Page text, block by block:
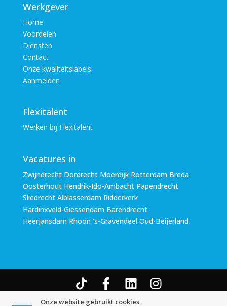
Onze website gebruikt cookies
Werkgever
Home
Voordelen
Diensten
Contact
Onze kwaliteitslabels
Aanmelden
Flexitalent
Werken bij Flexitalent
Vacatures in
Zwijndrecht Dordrecht Moerdijk Rotterdam Breda
Oosterhout Hendrik-Ido-Ambacht Papendrecht
Sliedrecht Alblasserdam Ridderkerk
Hardinxveld-Giessendam Barendrecht
Heerjansdam Rhoon ‘s-Gravendeel Oud-Beijerland
© Copyright Flexitalent-Office B.V. 2026